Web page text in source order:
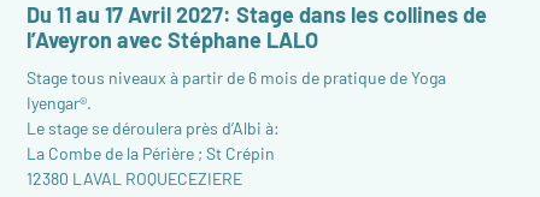
Du 11 au 17 Avril 2027: Stage dans les collines de
l’Aveyron avec Stéphane LALO
Stage tous niveaux à partir de 6 mois de pratique de Yoga
Iyengar®.
Le stage se déroulera près d’Albi à:
La Combe de la Périère ; St Crépin
12380 LAVAL ROQUECEZIERE